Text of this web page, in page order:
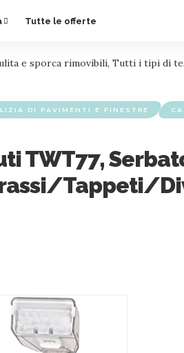
Tutte le offerte
e sporca rimovibili, Tutti i tipi di
DI PAVIMENTI E FINESTRE
TWT77,
Tappeti/